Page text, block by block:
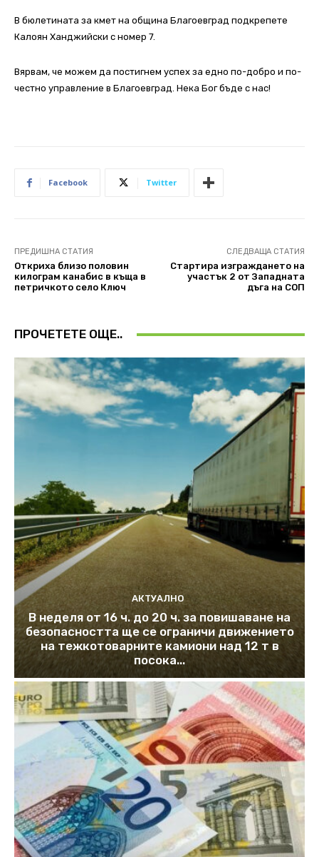
В бюлетината за кмет на община Благоевград подкрепете
Калоян Ханджийски с номер 7.
Вярвам, че можем да постигнем успех за едно по-добро и по-
честно управление в Благоевград. Нека Бог бъде с нас!
Facebook Twitter
ПРЕДИШНА СТАТИЯ
Откриха близо половин
килограм канабис в къща в
петричкото село Ключ
СЛЕДВАЩА СТАТИЯ
Стартира изграждането на
участък 2 от Западната
дъга на СОП
ПРОЧЕТЕТЕ ОЩЕ..
АКТУАЛНО
В неделя от 16 ч. до 20 ч. за повишаване на
безопасността ще се ограничи движението
на тежкотоварните камиони над 12 т в
посока...